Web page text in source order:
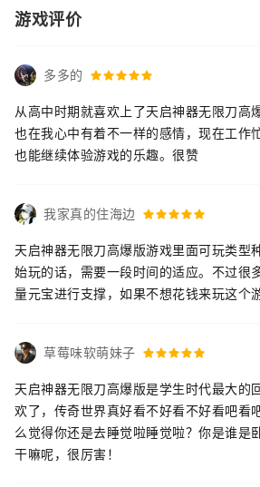
游戏评价
多多的
从高中时期就喜欢上了天启神器无限刀高
也在我心中有着不一样的感情，现在工作
也能继续体验游戏的乐趣。很赞
我家真的住海边
天启神器无限刀高爆版游戏里面可玩类型
始玩的话，需要一段时间的适应。不过很
量元宝进行支撑，如果不想花钱来玩这个
草莓味软萌妹子
天启神器无限刀高爆版是学生时代最大的
欢了，传奇世界真好看不好看不好看吧看
么觉得你还是去睡觉啦睡觉啦？你是谁是
干嘛呢，很厉害！